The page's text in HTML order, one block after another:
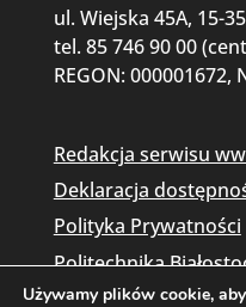
ul. Wiejska 45A, 15-
tel. 85 746 90 00
REGON: 000001672,
Redakcja serwisu
Deklaracja
Polityka Prywatności
Politechnika
Używamy plików cookie,